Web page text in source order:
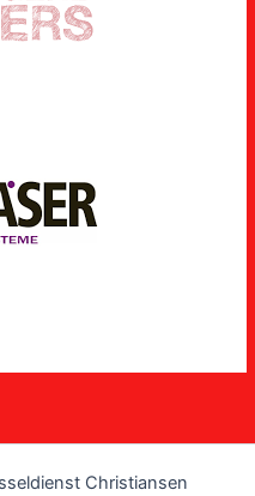
Christiansen